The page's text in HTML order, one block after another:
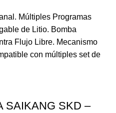
Múltiples Programas
de Litio. Bomba
Flujo Libre. Mecanismo
con múltiples set de
SAIKANG SKD –